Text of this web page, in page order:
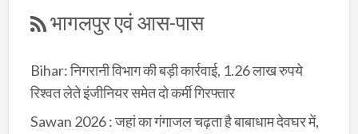
भागलपुर एवं आस-पास
Bihar: निगरानी विभाग की बड़ी कार्रवाई, 1.26 लाख रुपये
रिश्वत लेते इंजीनियर समेत दो कर्मी गिरफ्तार
Sawan 2026 : जहां का गंगाजल चढ़ता है बाबाधाम देवघर में,